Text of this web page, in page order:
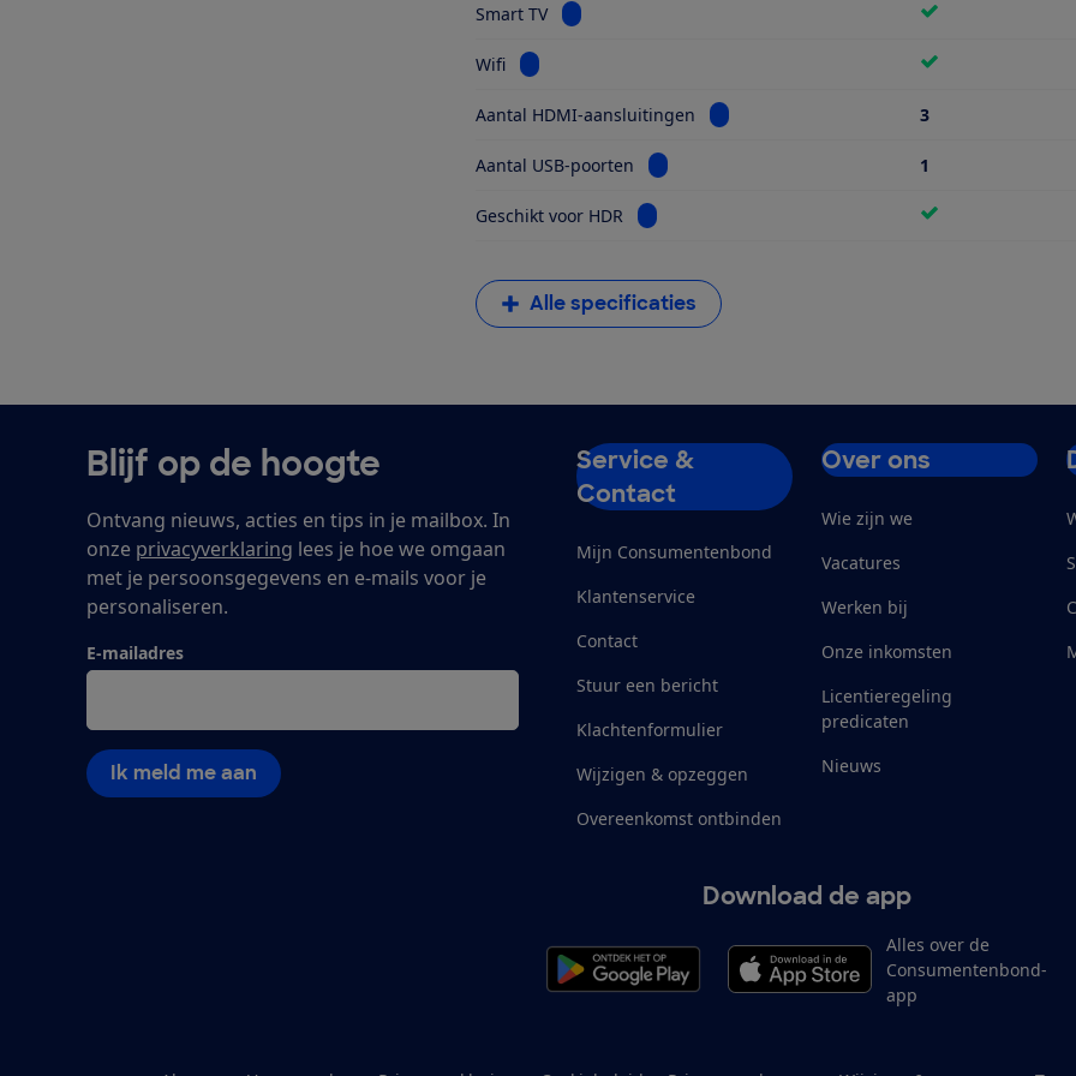
Smart TV Bekijk informatie voor Smart TV
Wifi Bekijk informatie voor Wifi
Aantal HDMI-aansluitingen Bekijk informatie voor Aantal HDMI-
3
Aantal USB-poorten Bekijk informatie voor Aantal USB-poorten
1
Geschikt voor HDR Bekijk informatie voor Geschikt voor HDR
Alle specificaties
Blijf op de hoogte
Ontvang nieuws, acties en tips in je mailbox. In
onze privacyverklaring lees je hoe we omgaan
met je persoonsgegevens en e-mails voor je
personaliseren.
E-mailadres
Ik meld me aan
Service &
Contact
Mijn Consumentenbond
Klantenservice
Contact
Stuur een bericht
Klachtenformulier
Wijzigen & opzeggen
Overeenkomst ontbinden
Over ons
Wie zijn we
Vacatures
Werken bij
Onze inkomsten
Licentieregeling
predicaten
Nieuws
Download de app
Alles over de
Consumentenbond-
app